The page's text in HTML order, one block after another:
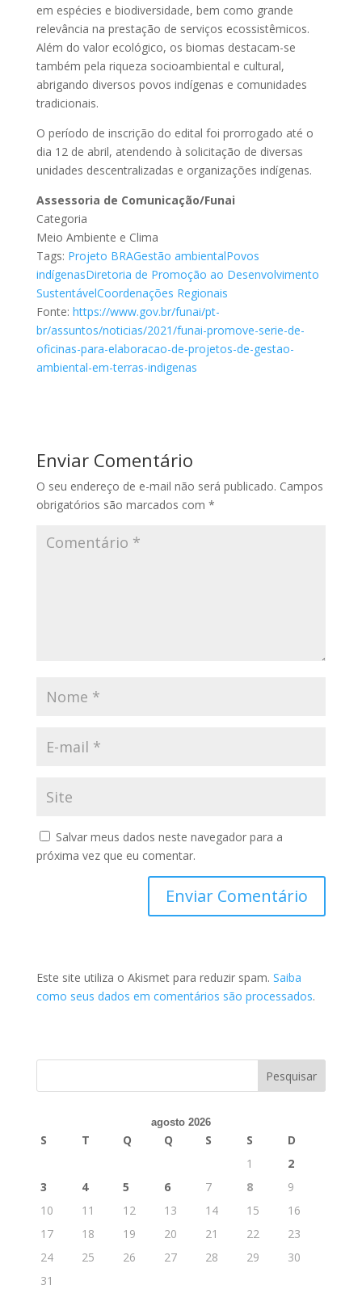
em espécies e biodiversidade, bem como grande
relevância na prestação de serviços ecossistêmicos.
Além do valor ecológico, os biomas destacam-se
também pela riqueza socioambiental e cultural,
abrigando diversos povos indígenas e comunidades
tradicionais.
O período de inscrição do edital foi prorrogado até o
dia 12 de abril, atendendo à solicitação de diversas
unidades descentralizadas e organizações indígenas.
Assessoria de Comunicação/Funai
Categoria
Meio Ambiente e Clima
Tags: Projeto BRAGestão ambientalPovos
indígenasDiretoria de Promoção ao Desenvolvimento
SustentávelCoordenações Regionais
Fonte: https://www.gov.br/funai/pt-
br/assuntos/noticias/2021/funai-promove-serie-de-
oficinas-para-elaboracao-de-projetos-de-gestao-
ambiental-em-terras-indigenas
Enviar Comentário
O seu endereço de e-mail não será publicado. Campos
obrigatórios são marcados com *
Salvar meus dados neste navegador para a
próxima vez que eu comentar.
Este site utiliza o Akismet para reduzir spam. Saiba
como seus dados em comentários são processados.
agosto 2026
S T Q Q S S
D
1
2
3
4 5 6 7 8
9
10
11 12 13 14 15
16
17
18 19 20 21 22
23
24
25 26 27 28 29
30
31